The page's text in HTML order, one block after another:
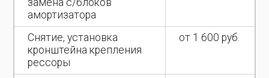
амортизатора
Снятие, установка
кронштейна крепления
рессоры
от 1 600 руб.